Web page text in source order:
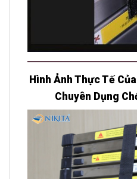
Hình Ảnh Thực Tế
Chuyên Dụng